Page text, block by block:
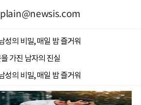
plain@newsis.com